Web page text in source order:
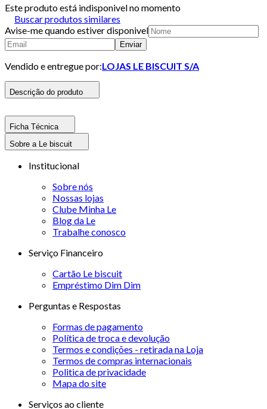
Este produto está indisponivel no momento
Buscar produtos similares
Avise-me quando estiver disponivel
Enviar
Vendido e entregue por:LOJAS LE BISCUIT S/A
Descrição do produto
Ficha Técnica
Sobre a Le biscuit
Institucional
Sobre nós
Nossas lojas
Clube Minha Le
Blog da Le
Trabalhe conosco
Serviço Financeiro
Cartão Le biscuit
Empréstimo Dim Dim
Perguntas e Respostas
Formas de pagamento
Política de troca e devolução
Termos e condições - retirada na Loja
Termos de compras internacionais
Politica de privacidade
Mapa do site
Serviços ao cliente